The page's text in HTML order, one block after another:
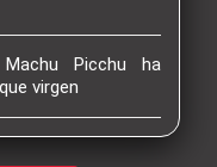
Picchu ha
virgen